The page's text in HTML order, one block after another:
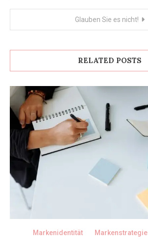
navigation
Glauben Sie es nicht!
RELATED POSTS
Markenidentität Markenstrategie